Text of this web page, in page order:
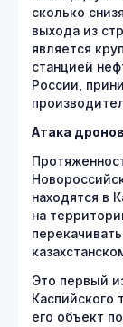
сколько
выхода из
является
станцией
России,
Атака дронов
находятся в
на
Это первый
Каспийского
его объект